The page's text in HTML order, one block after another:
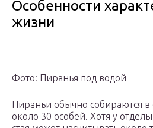
Особенности
жизни
Фото: Пиранья под водой
Пираньи обычно собираются в
около 30 особей. Хотя у